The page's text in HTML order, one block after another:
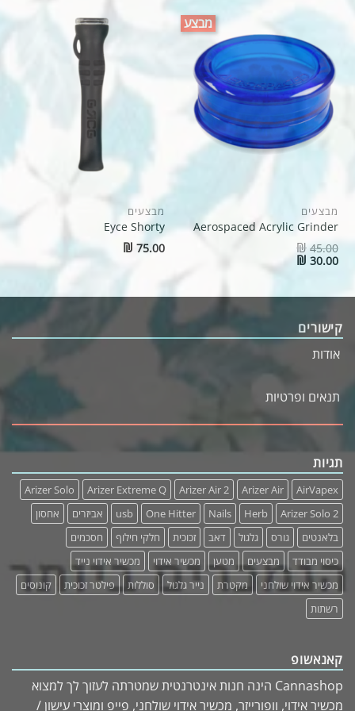
מבצעים
Eyce Shorty
₪ 75.00
מבצע
מבצעים
Aerospaced Acrylic Grinder
₪ 45.00
₪ 30.00
קאנאשופ
Cannashop הינה חנות אינטרנטית שמטרתה לעזוך לך למצוא
מכשיר אידוי, וופורייזר, מכשיר אידוי שולחני, פייפ ומוצרי עישון /
תגיות
AirVapex
Arizer Air
Arizer Air 2
Arizer Extreme Q
Arizer Solo
Arizer Solo 2
Herb
Nails
One Hitter
usb אביזרים
אחסון
בלאנטים
גורס גלגול דאב זכוכית חלקי חילוף
חסכמים
כיסוי מבודד
מבצעים מטען מכשיר אידוי
מכשיר אידוי נייד
מכשיר אידוי שולחני
מקטרת נייר גלגול סוללות פילטר זכוכית
קונוסים
רשתות
קישורים
אודות
תנאים ופרטיות